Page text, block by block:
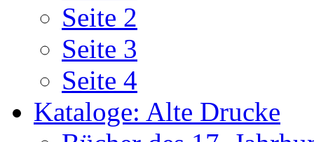
Seite 2
Seite 3
Seite 4
Kataloge: Alte Drucke